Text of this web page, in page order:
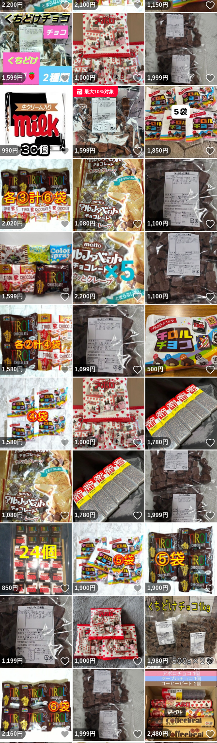
2,200円 いいね！
2,100円 いいね！
1,150円
1,599円 いいね！
1,000円 いいね！
1,999円
990 円 いいね！
1,599円 いいね！
最大10%対象
1,850円
2,020 円 いいね！
1,080円 いいね！
1,100円
1,599円 いいね！
2,200円 いいね！
1,100円
1,580円 いいね！
1,099円 いいね！
500円
1,580円 いいね！
1,000円 いいね！
1,780円
1,080円 いいね！
1,780円 いいね！
1,999円
850円 いいね！
1,900円 いいね！
1,900 円
1,199円 いいね！
1,000円 いいね！
1,980円
2,160 円 いいね！
1,999円 いいね！
2,480円